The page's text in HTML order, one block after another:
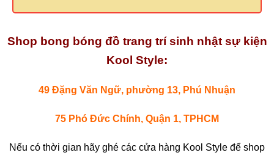
Shop bong bóng đồ trang trí sinh nhật sự kiện
Kool Style:
49 Đặng Văn Ngữ, phường 13, Phú Nhuận
75 Phó Đức Chính, Quận 1, TPHCM
Nếu có thời gian hãy ghé các cửa hàng Kool Style để shop